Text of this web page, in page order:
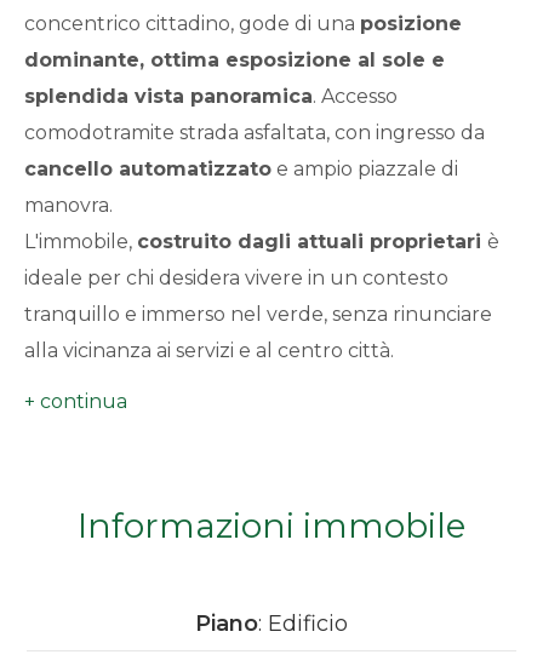
concentrico cittadino, gode di una posizione
dominante, ottima esposizione al sole e
splendida vista panoramica. Accesso
comodotramite strada asfaltata, con ingresso da
cancello automatizzato e ampio piazzale di
manovra.
L'immobile, costruito dagli attuali proprietariè
ideale per chi desidera vivere in un contesto
tranquillo e immerso nel verde, senza rinunciare
alla vicinanza ai servizi e al centro città.
Perché scegliere questa proposta
Facile accesso carrabile
Informazioni immobile
Piano: Edificio
5+
Bagni
Qualsiasi
1
2